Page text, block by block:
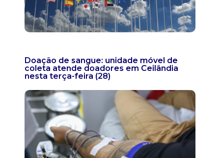
Doação de sangue: unidade móvel de
coleta atende doadores em Ceilândia
nesta terça-feira (28)